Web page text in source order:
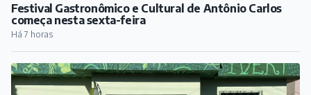
Festival Gastronômico e Cultural de Antônio Carlos
começa nesta sexta-feira
Há 7 horas